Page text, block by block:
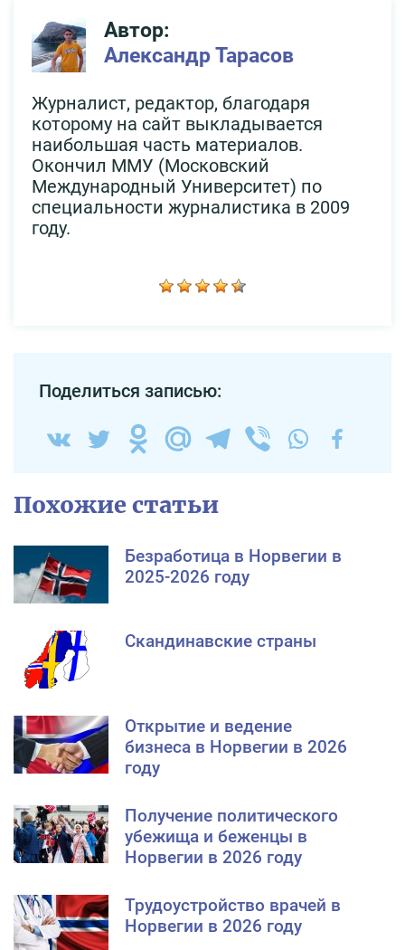
Автор:
Александр Тарасов
Журналист, редактор, благодаря
которому на сайт выкладывается
наибольшая часть материалов.
Окончил ММУ (Московский
Международный Университет) по
специальности журналистика в 2009
году.
Поделиться записью:
Похожие статьи
Безработица в Норвегии в
2025-2026 году
Скандинавские страны
Открытие и ведение
бизнеса в Норвегии в 2026
году
Получение политического
убежища и беженцы в
Норвегии в 2026 году
Трудоустройство врачей в
Норвегии в 2026 году